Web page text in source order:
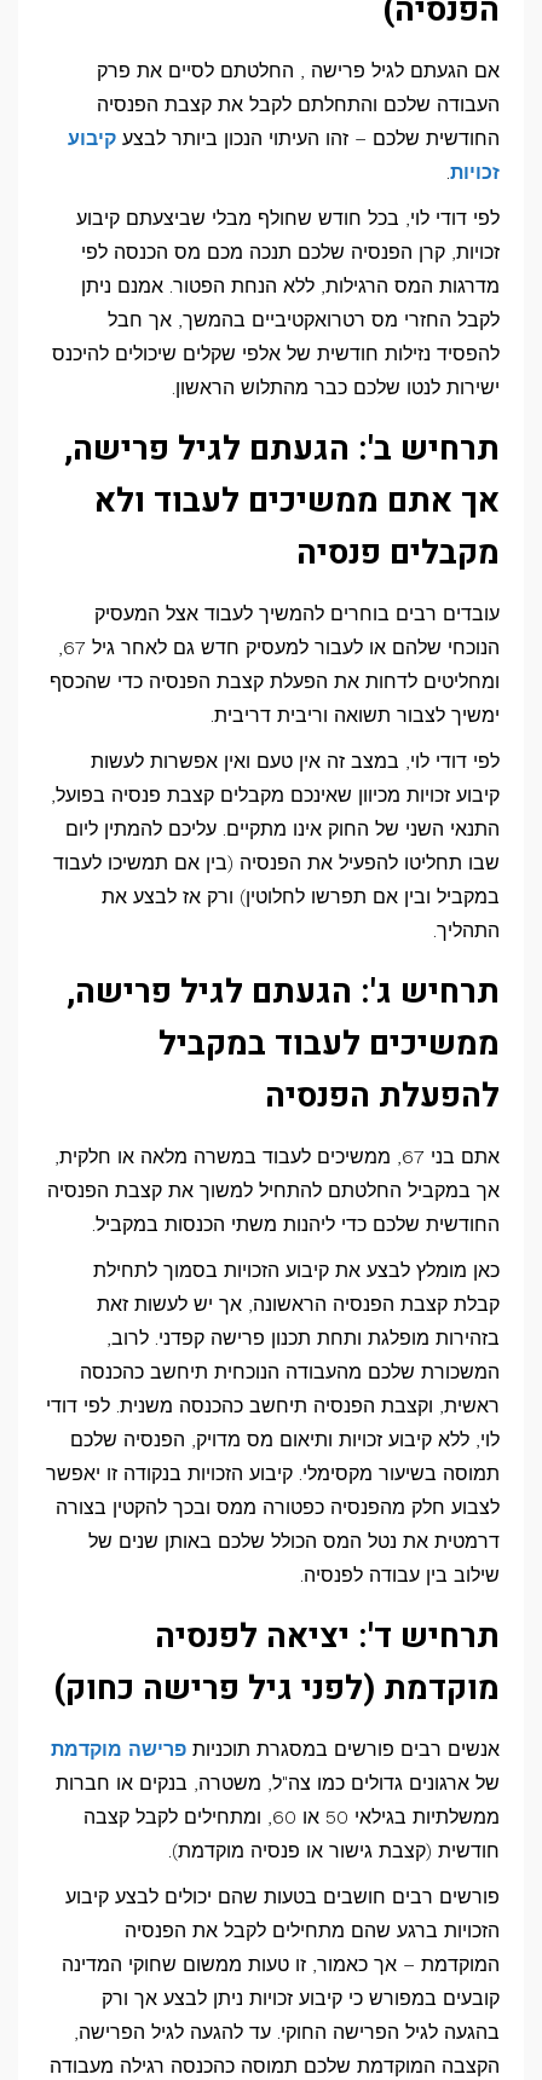
הפנסיה)
אם הגעתם לגיל פרישה , החלטתם לסיים את פרק
העבודה שלכם והתחלתם לקבל את קצבת הפנסיה
החודשית שלכם – זהו העיתוי הנכון ביותר לבצע קיבוע
זכויות.
לפי דודי לוי, בכל חודש שחולף מבלי שביצעתם קיבוע
זכויות, קרן הפנסיה שלכם תנכה מכם מס הכנסה לפי
מדרגות המס הרגילות, ללא הנחת הפטור. אמנם ניתן
לקבל החזרי מס רטרואקטיביים בהמשך, אך חבל
להפסיד נזילות חודשית של אלפי שקלים שיכולים להיכנס
ישירות לנטו שלכם כבר מהתלוש הראשון.
תרחיש ב': הגעתם לגיל פרישה,
אך אתם ממשיכים לעבוד ולא
מקבלים פנסיה
עובדים רבים בוחרים להמשיך לעבוד אצל המעסיק
הנוכחי שלהם או לעבור למעסיק חדש גם לאחר גיל 67,
ומחליטים לדחות את הפעלת קצבת הפנסיה כדי שהכסף
ימשיך לצבור תשואה וריבית דריבית.
לפי דודי לוי, במצב זה אין טעם ואין אפשרות לעשות
קיבוע זכויות מכיוון שאינכם מקבלים קצבת פנסיה בפועל,
התנאי השני של החוק אינו מתקיים. עליכם להמתין ליום
שבו תחליטו להפעיל את הפנסיה (בין אם תמשיכו לעבוד
במקביל ובין אם תפרשו לחלוטין) ורק אז לבצע את
התהליך.
תרחיש ג': הגעתם לגיל פרישה,
ממשיכים לעבוד במקביל
להפעלת הפנסיה
אתם בני 67, ממשיכים לעבוד במשרה מלאה או חלקית,
אך במקביל החלטתם להתחיל למשוך את קצבת הפנסיה
החודשית שלכם כדי ליהנות משתי הכנסות במקביל.
כאן מומלץ לבצע את קיבוע הזכויות בסמוך לתחילת
קבלת קצבת הפנסיה הראשונה, אך יש לעשות זאת
בזהירות מופלגת ותחת תכנון פרישה קפדני. לרוב,
המשכורת שלכם מהעבודה הנוכחית תיחשב כהכנסה
ראשית, וקצבת הפנסיה תיחשב כהכנסה משנית. לפי דודי
לוי, ללא קיבוע זכויות ותיאום מס מדויק, הפנסיה שלכם
תמוסה בשיעור מקסימלי. קיבוע הזכויות בנקודה זו יאפשר
לצבוע חלק מהפנסיה כפטורה ממס ובכך להקטין בצורה
דרמטית את נטל המס הכולל שלכם באותן שנים של
שילוב בין עבודה לפנסיה.
תרחיש ד': יציאה לפנסיה
מוקדמת (לפני גיל פרישה כחוק)
אנשים רבים פורשים במסגרת תוכניות פרישה מוקדמת
של ארגונים גדולים כמו צה"ל, משטרה, בנקים או חברות
ממשלתיות בגילאי 50 או 60, ומתחילים לקבל קצבה
חודשית (קצבת גישור או פנסיה מוקדמת).
פורשים רבים חושבים בטעות שהם יכולים לבצע קיבוע
הזכויות ברגע שהם מתחילים לקבל את הפנסיה
המוקדמת – אך כאמור, זו טעות ממשום שחוקי המדינה
קובעים במפורש כי קיבוע זכויות ניתן לבצע אך ורק
בהגעה לגיל הפרישה החוקי. עד להגעה לגיל הפרישה,
הקצבה המוקדמת שלכם תמוסה כהכנסה רגילה מעבודה